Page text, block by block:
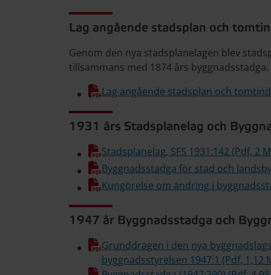
Lag angående stadsplan och
Genom den nya stadsplanelagen blev
tillsammans med 1874 års byggnadsstadga.
Lag angående stadsplan och
1931 års Stadsplanelag och
Stadsplanelag, SFS 1931:142 (Pdf, 2
Byggnadsstadga för stad och
Kungörelse om ändring i
1947 år Byggnadsstadga och
Grunddragen i den nya
byggnadsstyrelsen 1947:1 (Pdf, 1,12